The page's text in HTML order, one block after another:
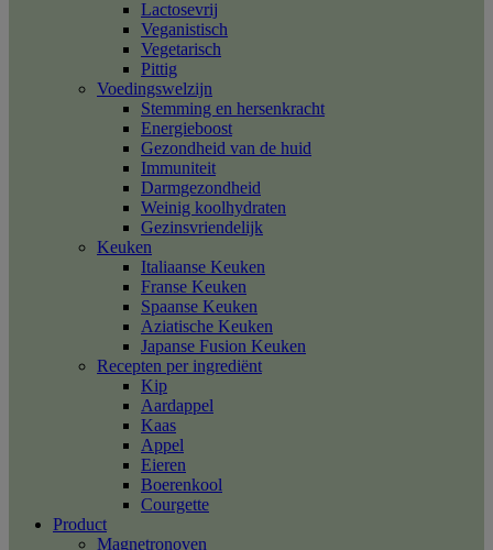
Lactosevrij
Veganistisch
Vegetarisch
Pittig
Voedingswelzijn
Stemming en hersenkracht
Energieboost
Gezondheid van de huid
Immuniteit
Darmgezondheid
Weinig koolhydraten
Gezinsvriendelijk
Keuken
Italiaanse Keuken
Franse Keuken
Spaanse Keuken
Aziatische Keuken
Japanse Fusion Keuken
Recepten per ingrediënt
Kip
Aardappel
Kaas
Appel
Eieren
Boerenkool
Courgette
Product
Magnetronoven